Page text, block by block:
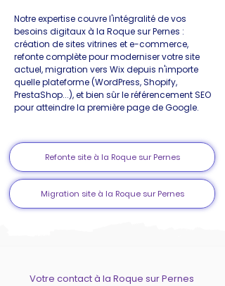
Notre expertise couvre l'intégralité de vos
besoins digitaux à la Roque sur Pernes :
création de sites vitrines et e-commerce,
refonte complète pour moderniser votre site
actuel, migration vers Wix depuis n'importe
quelle plateforme (WordPress, Shopify,
PrestaShop...), et bien sûr le référencement SEO
pour atteindre la première page de Google.
Refonte site à la Roque sur Pernes
Migration site à la Roque sur Pernes
Votre contact à la Roque sur Pernes